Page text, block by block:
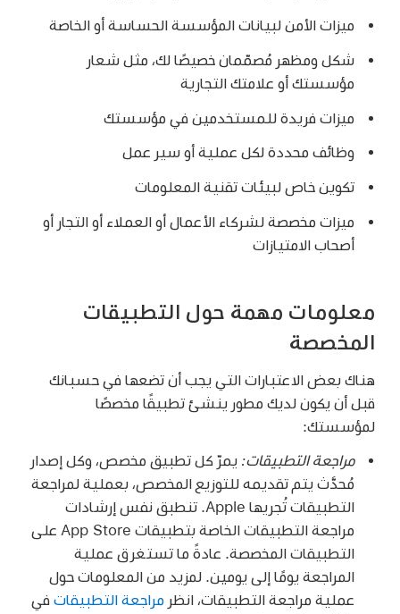
ميزات الأمن لبيانات المؤسسة الحساسة أو الخاصة
شكل ومظهر مُصمّمان خصيصًا لك، مثل شعار
مؤسستك أو علامتك التجارية
ميزات فريدة للمستخدمين في مؤسستك
وظائف محددة لكل عملية أو سير عمل
تكوين خاص لبيئات تقنية المعلومات
ميزات مخصصة لشركاء الأعمال أو العملاء أو التجار أو
أصحاب الامتيازات
معلومات مهمة حول التطبيقات
المخصصة
هناك بعض الاعتبارات التي يجب أن تضعها في حسبانك
قبل أن يكون لديك مطور ينشئ تطبيقًا مخصصًا
لمؤسستك:
مراجعة التطبيقات: يمرّ كل تطبيق مخصص، وكل إصدار
مُحدَّث يتم تقديمه للتوزيع المخصص، بعملية لمراجعة
التطبيقات تُجريها Apple. تنطبق نفس إرشادات
مراجعة التطبيقات الخاصة بتطبيقات App Store على
التطبيقات المخصصة. عادةً ما تستغرق عملية
المراجعة يومًا إلى يومين. لمزيد من المعلومات حول
عملية مراجعة التطبيقات، انظر مراجعة التطبيقات في